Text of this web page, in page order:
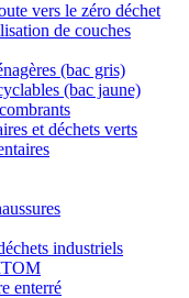
vers le zéro déchet
de couches
(bac gris)
(bac jaune)
et déchets verts
industriels
enterré